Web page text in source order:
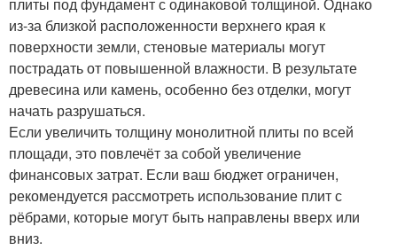
плиты под фундамент с одинаковой толщиной. Однако
из-за близкой расположенности верхнего края к
поверхности земли, стеновые материалы могут
пострадать от повышенной влажности. В результате
древесина или камень, особенно без отделки, могут
начать разрушаться.
Если увеличить толщину монолитной плиты по всей
площади, это повлечёт за собой увеличение
финансовых затрат. Если ваш бюджет ограничен,
рекомендуется рассмотреть использование плит с
рёбрами, которые могут быть направлены вверх или
вниз.